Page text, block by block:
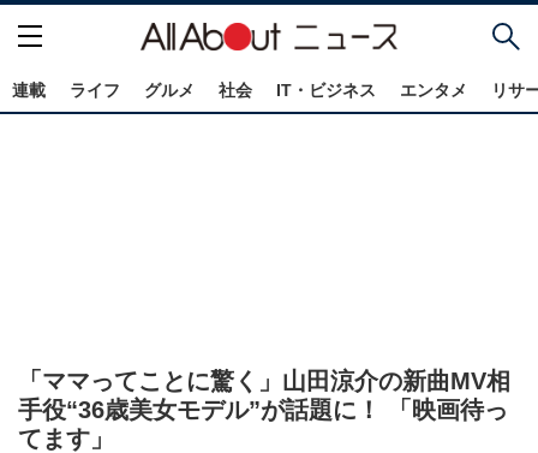
連載 ライフ グルメ 社会 IT・ビジネス エンタメ リサ
「ママってことに驚く」山田涼介の新曲MV相
手役“36歳美女モデル”が話題に！ 「映画待っ
てます」